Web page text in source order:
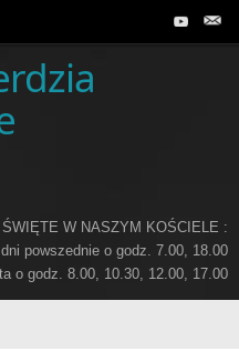
ŚWIĘTE W NASZYM KOŚCIELE :
powszednie o godz. 7.00, 18.00
o godz. 8.00, 10.30, 12.00, 17.00